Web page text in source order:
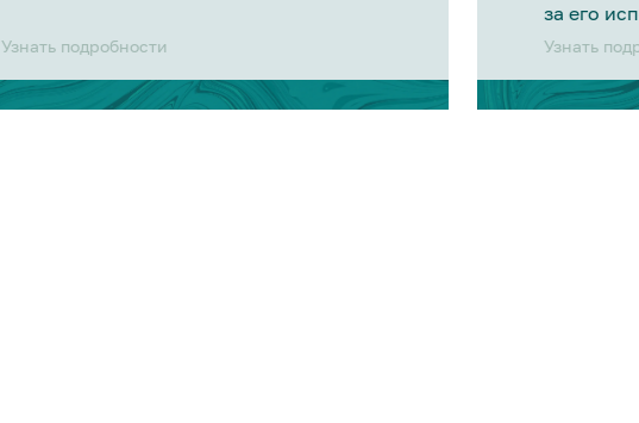
Узнать подробности
за его
Узнать